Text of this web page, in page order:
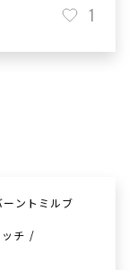
1
ントミルブ
ッチ /